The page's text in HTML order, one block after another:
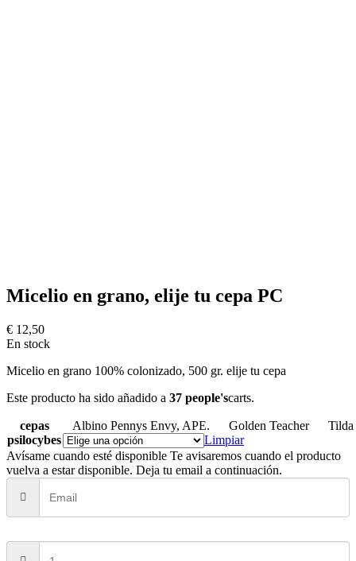
Micelio en grano, elije tu cepa PC
€ 12,50
En stock
Micelio en grano 100% colonizado, 500 gr. elije tu cepa
Este producto ha sido añadido a 37 people'scarts.
cepas
psilocybes
Albino Pennys Envy, APE. Golden Teacher
Limpiar
Avísame cuando esté disponible Te avisaremos cuando el producto
vuelva a estar disponible. Deja tu email a continuación.